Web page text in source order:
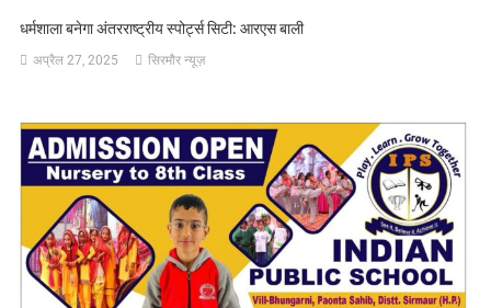
धर्मशाला बनेगा अंतरराष्ट्रीय स्पोर्ट्स सिटी: आरएस बाली
अप्रैल 27, 2025 सिरमौर न्यूज़